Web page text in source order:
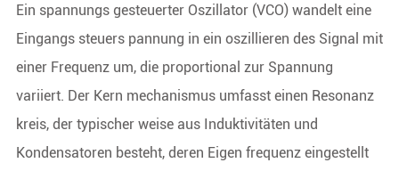
Ein spannungs gesteuerter Oszillator (VCO) wandelt eine
Eingangs steuers pannung in ein oszillieren des Signal mit
einer Frequenz um, die proportional zur Spannung
variiert. Der Kern mechanismus umfasst einen Resonanz
kreis, der typischer weise aus Induktivitäten und
Kondensatoren besteht, deren Eigen frequenz eingestellt